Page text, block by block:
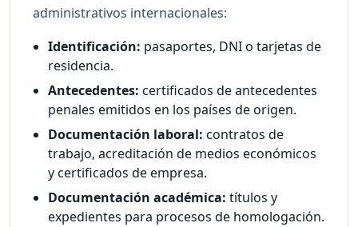
administrativos internacionales:
Identificación: pasaportes, DNI o tarjetas de
residencia.
Antecedentes: certificados de antecedentes
penales emitidos en los países de origen.
Documentación laboral: contratos de
trabajo, acreditación de medios económicos
y certificados de empresa.
Documentación académica: títulos y
expedientes para procesos de homologación.